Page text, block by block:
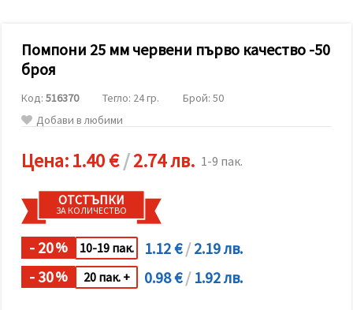
маркетинг.
Можеш да
съгласиш
използваме
като
"Приеми
всички!"
или да
посочиш
предпочитанията
"Настройки",
избереш
Помпони 25 мм червени първо качество -50
броя
Код: 516370 Тегло: 24 гр.
Брой: 50
Добави в любими
Цена:1.40 €/2.74 лв. 1-9 пак.
ОТСТЪПКИ
ЗА КОЛИЧЕСТВО
- 20% 10-19 пак. 1.12 €/2.19 лв.
- 30% 20 пак. + 0.98 €/ 1.92 лв.